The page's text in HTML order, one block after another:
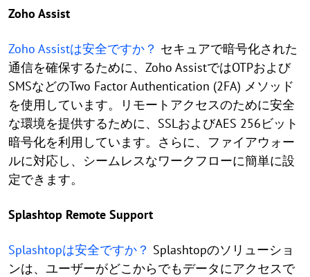
Zoho Assist
Zoho Assistは安全ですか？ セキュアで暗号化された
通信を確保するために、Zoho AssistではOTPおよび
SMSなどのTwo Factor Authentication (2FA) メソッド
を使用しています。リモートアクセスのために安全
な環境を提供するために、SSLおよびAES 256ビット
暗号化を利用しています。さらに、ファイアウォー
ルに対応し、シームレスなワークフローに簡単に設
定できます。
Splashtop Remote Support
Splashtopは安全ですか？ Splashtopのソリューショ
ンは、ユーザーがどこからでもデータにアクセスで